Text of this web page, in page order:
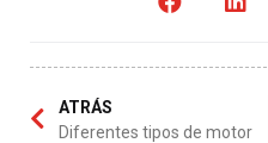
ATRÁS
Diferentes tipos de motor